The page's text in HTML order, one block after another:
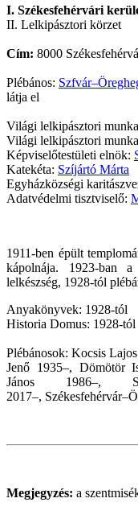
I. Székesfehérvári
II. Lelkipásztori körzet
Cím: 8000
Plébános:
látja el
Világi lelkipásztori
Világi lelkipásztori
Képviselőtestületi elnök:
Katekéta: Szíjártó Márta
Egyházközségi
Adatvédelmi tisztviselő:
1911-ben épült
kápolnája. 1923-ban
lelkészség, 1928-tól
Anyakönyvek: 1928-tól
Historia Domus: 1928-tól
Plébánosok: Kocsis
Jenő 1935–, Dömötör
János 1986–,
2017–,
Megjegyzés: a